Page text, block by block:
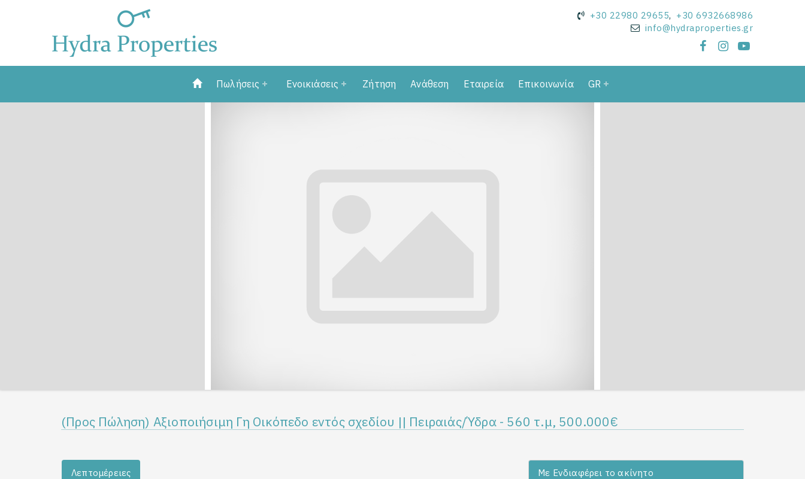
+30 22980 29655, +30 6932668986
info@hydraproperties.gr
Πωλήσεις Ενοικιάσεις Ζήτηση Ανάθεση Εταιρεία Επικοινωνία GR
(Προς Πώληση) Αξιοποιήσιμη Γη Οικόπεδο εντός σχεδίου || Πειραιάς/Ύδρα - 560 τ.μ, 500.000€
Λεπτομέρειες Με Ενδιαφέρει το ακίνητο